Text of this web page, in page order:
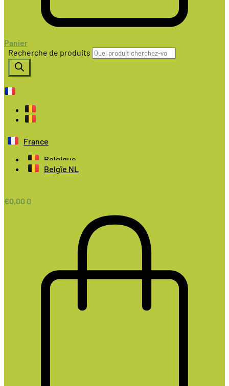
Panier
Recherche de produits
France
Belgique
Belgïe NL
€0,00 0